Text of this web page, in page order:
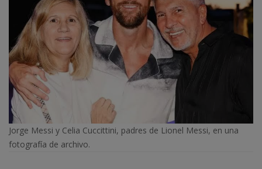
Jorge Messi y Celia Cuccittini, padres de Lionel Messi, en una
fotografía de archivo.